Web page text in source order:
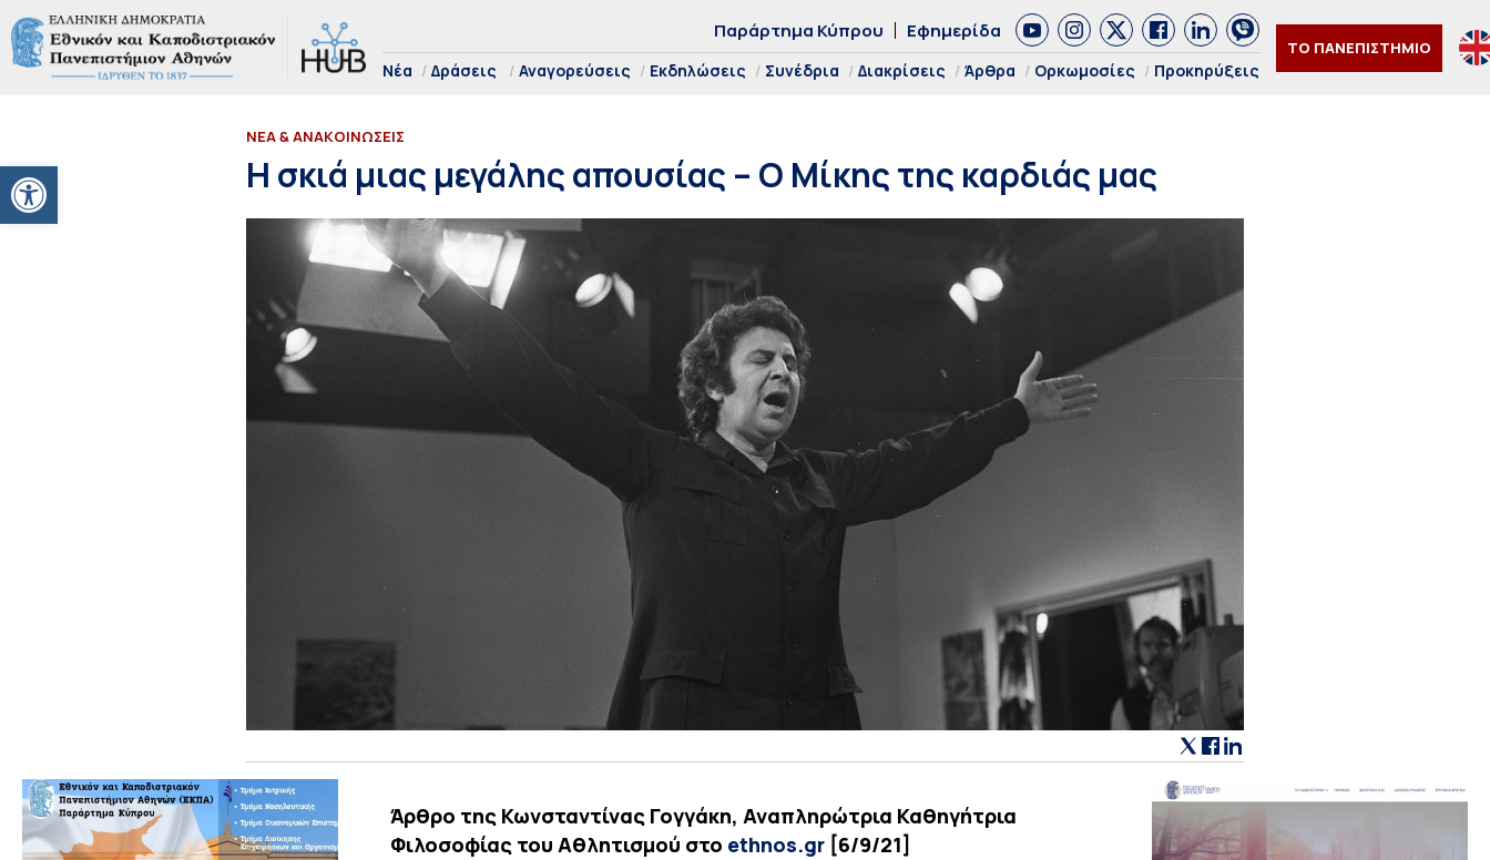
Ανοίξτε τη γραμμή εργαλείων
Παράρτημα Κύπρου Εφημερίδα
Νέα Δράσεις Αναγορεύσεις Εκδηλώσεις Συνέδρια Διακρίσεις Άρθρα Ορκωμοσίες Προκηρύξεις
ΤΟ ΠΑΝΕΠΙΣΤΗΜΙΟ
ΝΕΑ & ΑΝΑΚΟΙΝΩΣΕΙΣ
Η σκιά μιας μεγάλης απουσίας – Ο Μίκης της καρδιάς μας
Άρθρο της Κωνσταντίνας Γογγάκη, Αναπληρώτρια Καθηγήτρια
Φιλοσοφίας του Αθλητισμού στο ethnos.gr[6/9/21]